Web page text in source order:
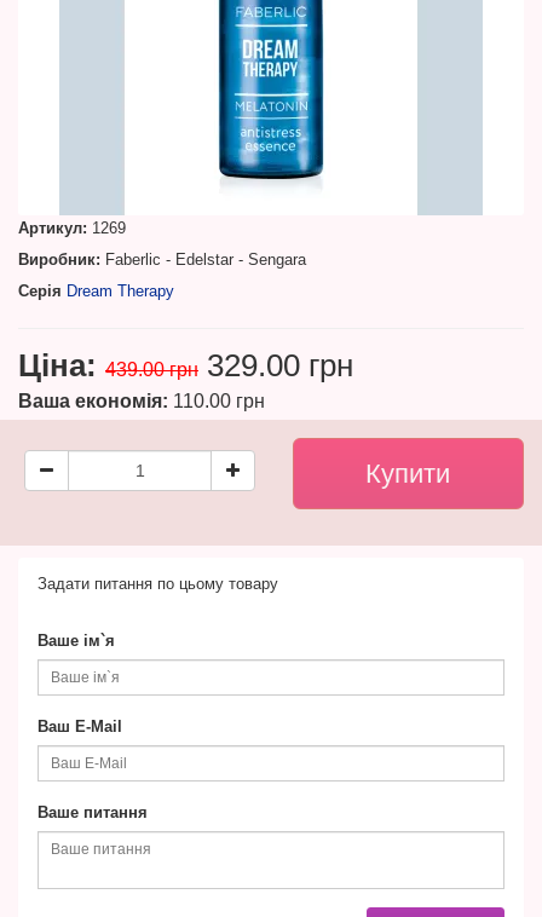
Артикул: 1269
Виробник: Faberlic - Edelstar - Sengara
Серія Dream Therapy
Ціна: 439.00 грн 329.00 грн
Ваша економія: 110.00 грн
Задати питання по цьому товару
Ваше ім`я
Ваш E-Mail
Ваше питання